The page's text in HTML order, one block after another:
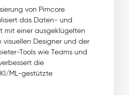
von Pimcore
das Daten- und
mit einer ausgeklügelten
visuellen Designer und der
Tools wie Teams und
die
ML-gestützte